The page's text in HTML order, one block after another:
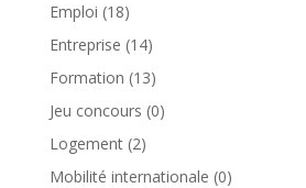
Emploi (18)
Entreprise (14)
Formation (13)
Jeu concours (0)
Logement(2)
Mobilité internationale (0)